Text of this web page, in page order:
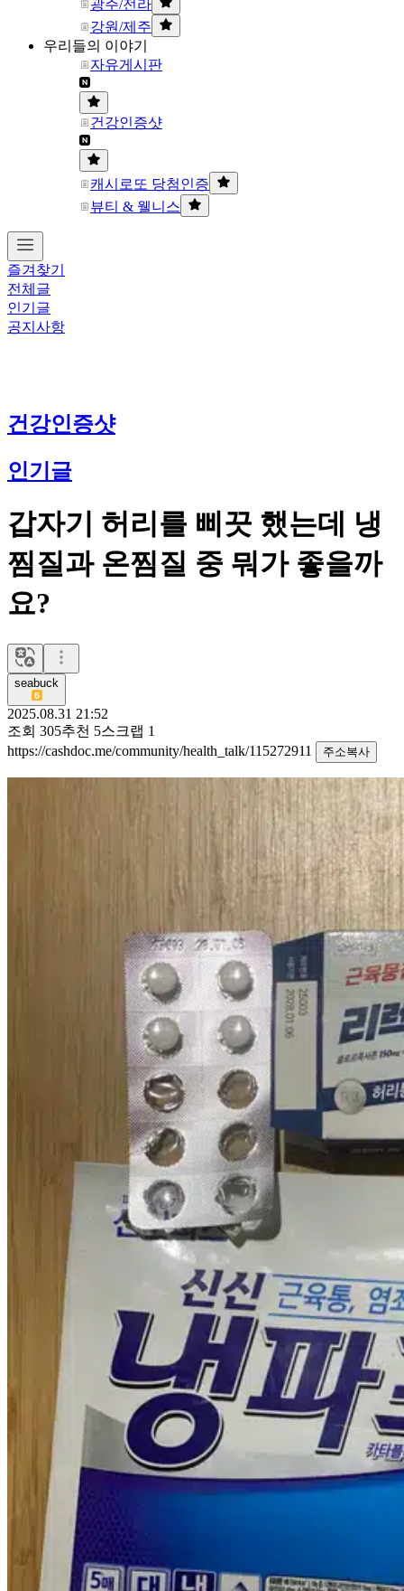
광주/전라
강원/제주
우리들의 이야기
자유게시판
건강인증샷
캐시로또 당첨인증
뷰티 & 웰니스
즐겨찾기
전체글
인기글
공지사항
건강인증샷
인기글
갑자기 허리를 삐끗 했는데 냉
찜질과 온찜질 중 뭐가 좋을까
요?
seabuck
2025.08.31 21:52
조회 305추천 5스크랩 1
https://cashdoc.me/community/health_talk/115272911
주소복사